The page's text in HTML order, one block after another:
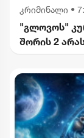
კრიმინალი •
"გლოვოს"
შორის 2